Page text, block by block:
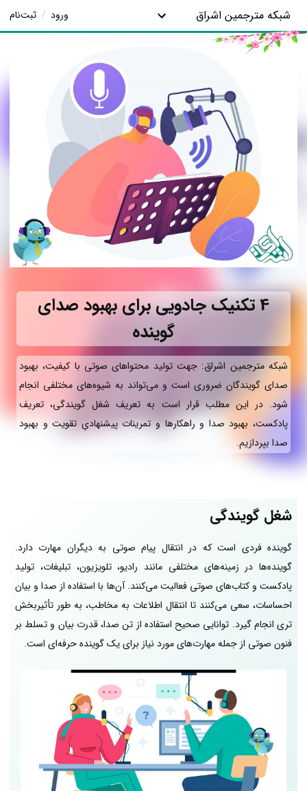
شبکه مترجمین اشراق ورود / ثبت‌نام
4 تکنیک جادویی برای بهبود صدای
گوینده
شبکه مترجمین اشراق: جهت تولید محتواهای صوتی با کیفیت، بهبود
صدای گویندگان ضروری است و می‌تواند به شیوه‌های مختلفی انجام
شود. در این مطلب قرار است به تعریف شغل گویندگی، تعریف
پادکست، بهبود صدا و راهکارها و تمرینات پیشنهادیِ تقویت و بهبود
صدا بپردازیم.
شغل گویندگی
گوینده فردی است که در انتقال پیام صوتی به دیگران مهارت دارد.
گوینده‌ها در زمینه‌های مختلفی مانند رادیو، تلویزیون، تبلیغات، تولید
پادکست و کتاب‌های صوتی فعالیت می‌کنند. آن‌ها با استفاده از صدا و بیان
احساسات، سعی می‌کنند تا انتقال اطلاعات به مخاطب، به طور تأثیربخش
تری انجام گیرد. توانایی صحیح استفاده از تن صدا، قدرت بیان و تسلط بر
فنون صوتی از جمله مهارت‌های مورد نیاز برای یک گوینده حرفه‌ای است.